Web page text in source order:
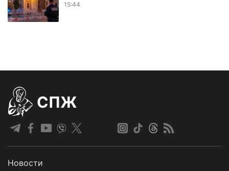
15:44
СПЖ
Новости